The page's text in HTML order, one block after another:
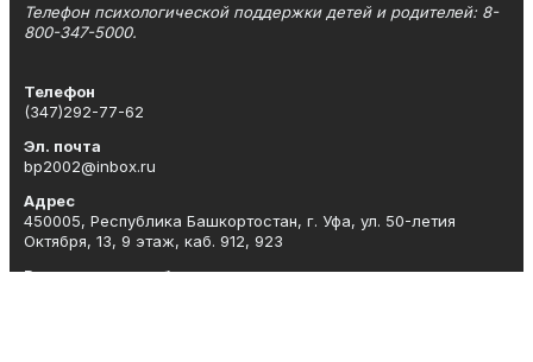
Телефон психологической поддержки детей и родителей: 8-
800-347-5000.
Телефон
(347)292-77-62
Эл. почта
bp2002@inbox.ru
Адрес
450005, Республика Башкортостан, г. Уфа, ул. 50-летия
Октября, 13, 9 этаж, каб. 912, 923
Рекламная служба